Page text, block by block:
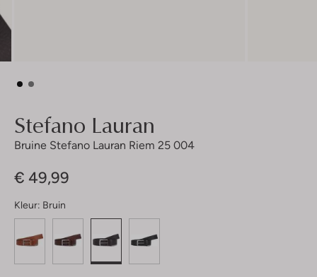
Stefano Lauran
Bruine Stefano Lauran Riem 25 004
€ 49,99
Kleur: Bruin